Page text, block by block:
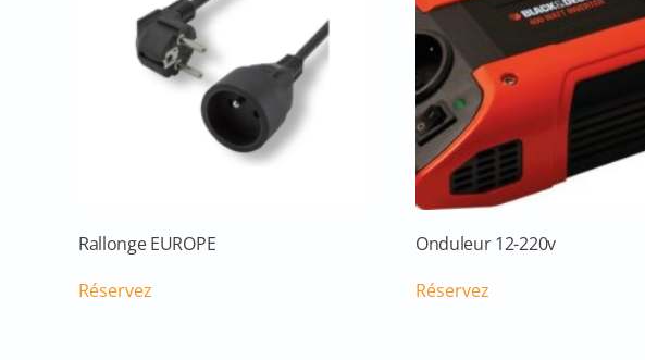
Rallonge EUROPE
Réservez
Onduleur 12-220v
Réservez